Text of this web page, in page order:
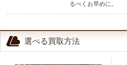
るべくお早めに。
選べる買取方法